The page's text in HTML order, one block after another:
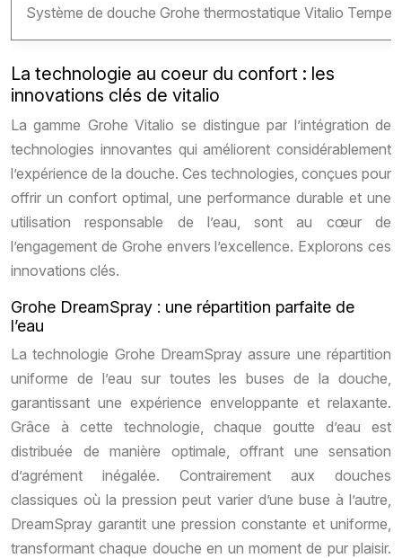
Système de douche Grohe thermostatique Vitalio
La technologie au coeur du confort : les
innovations clés de vitalio
La gamme Grohe Vitalio se distingue par l’intégration de
technologies innovantes qui améliorent considérablement
l’expérience de la douche. Ces technologies, conçues pour
offrir un confort optimal, une performance durable et une
utilisation responsable de l’eau, sont au cœur de
l’engagement de Grohe envers l’excellence. Explorons ces
innovations clés.
Grohe DreamSpray : une répartition parfaite de
l’eau
La technologie Grohe DreamSpray assure une répartition
uniforme de l’eau sur toutes les buses de la douche,
garantissant une expérience enveloppante et relaxante.
Grâce à cette technologie, chaque goutte d’eau est
distribuée de manière optimale, offrant une sensation
d’agrément inégalée. Contrairement aux douches
classiques où la pression peut varier d’une buse à l’autre,
DreamSpray garantit une pression constante et uniforme,
transformant chaque douche en un moment de pur plaisir.